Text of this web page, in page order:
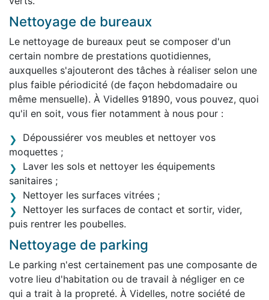
Nettoyage de bureaux
Le nettoyage de bureaux peut se composer d'un
certain nombre de prestations quotidiennes,
auxquelles s'ajouteront des tâches à réaliser selon une
plus faible périodicité (de façon hebdomadaire ou
même mensuelle). À Videlles 91890, vous pouvez, quoi
qu'il en soit, vous fier notamment à nous pour :
Dépoussiérer vos meubles et nettoyer vos
moquettes ;
Laver les sols et nettoyer les équipements
sanitaires ;
Nettoyer les surfaces vitrées ;
Nettoyer les surfaces de contact et sortir, vider,
puis rentrer les poubelles.
Nettoyage de parking
Le parking n'est certainement pas une composante de
votre lieu d'habitation ou de travail à négliger en ce
qui a trait à la propreté. À Videlles, notre société de